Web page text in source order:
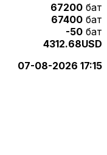
67200 бат
67400 бат
-50 бат
4312.68USD
07-08-2026 17:15